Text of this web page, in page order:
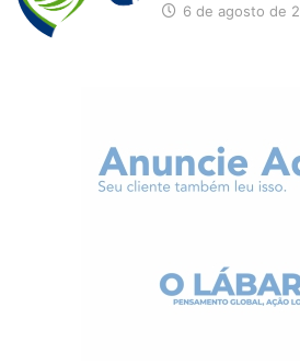
6 de agosto de